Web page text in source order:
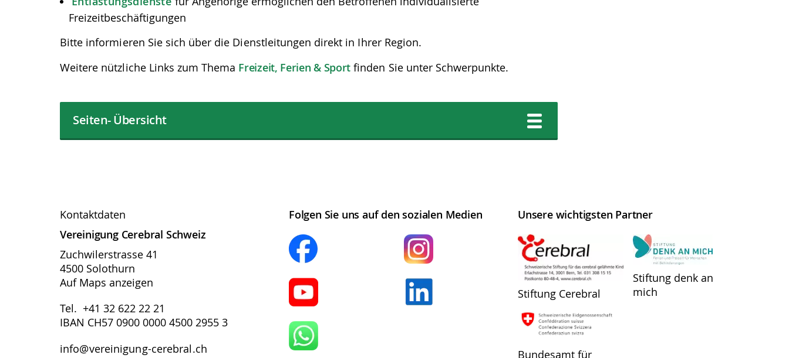
Freizeitbeschäftigungen
Bitte informieren Sie sich über die Dienstleitungen direkt in Ihrer Region.
Weitere nützliche Links zum Thema Freizeit, Ferien & Sport finden Sie unter Schwerpunkte.
Seiten- Übersicht
Kontaktdaten
Vereinigung Cerebral Schweiz
Zuchwilerstrasse 41
4500 Solothurn
Auf Maps anzeigen
Tel. +41 32 622 22 21
IBAN CH57 0900 0000 4500 2955 3
info@vereinigung-cerebral.ch
Folgen Sie uns auf den sozialen Medien Unsere wichtigsten Partner
Stiftung Cerebral
Stiftung denk an
mich
Bundesamt für